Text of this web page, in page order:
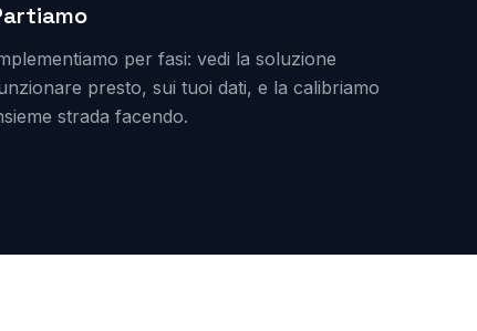
per fasi: vedi la soluzione
presto, sui tuoi dati, e la calibriamo
strada facendo.